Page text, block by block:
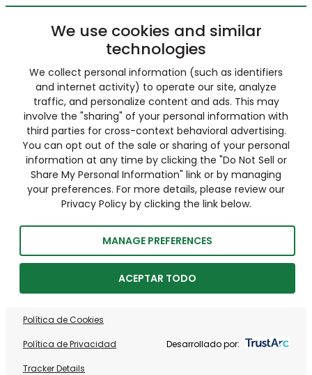
We use cookies and similar
technologies
We collect personal information (such as identifiers
and internet activity) to operate our site, analyze
traffic, and personalize content and ads. This may
involve the "sharing" of your personal information with
third parties for cross-context behavioral advertising.
You can opt out of the sale or sharing of your personal
information at any time by clicking the "Do Not Sell or
Share My Personal Information" link or by managing
your preferences. For more details, please review our
Privacy Policy by clicking the link below.
MANAGE PREFERENCES
ACEPTAR TODO
Política de Cookies
Política de Privacidad
Tracker Details
Desarrollado por: